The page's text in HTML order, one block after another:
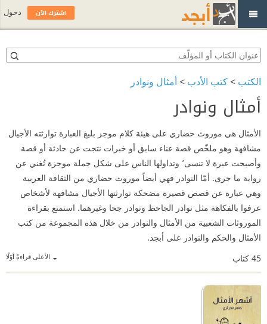
الكتب >كتب الأدب >أمثال ونوادر
أمثال ونوادر
الأمثال هي موروث حضاري على هيئة كلام موجز بليغ العبارة توارثته الأجيال
مشافهة وهو ملخّص قصة عناء سابق أو خبرات نتجت عن حادثة أو قصة
وأصبحت عبرة لا تنسى٬ وتداولها الناس على شكل جملة موجزة تُغني عن
رواية ما جرى. أمّا النوادر فهي أيضاً موروث حضاري من الثقافة العربية
وهي عبارة عن قصص قصيرة مضحكة توارثتها الأجيال مشافهة لأشخاص
عرفوا بالفكاهة مثل نوادر الجاحظ ونوادر جحا وغيرهما. استمتع بقراءة
الموروثات الشعبية من الأمثال والنوادر من خلال هذه المجموعة من كتب
الأمثال والحكم والنوادر على أبجد.
الأعلى قراءةً أوّلًا 45 كتاب
اشترك الآن دخول